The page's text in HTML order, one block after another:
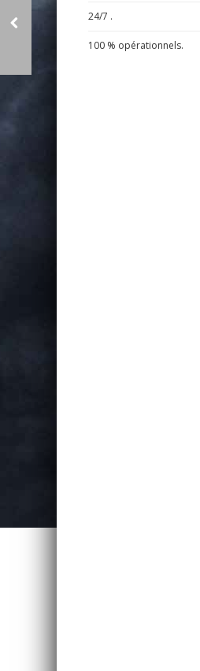
24/7 .
100 % opérationnels.